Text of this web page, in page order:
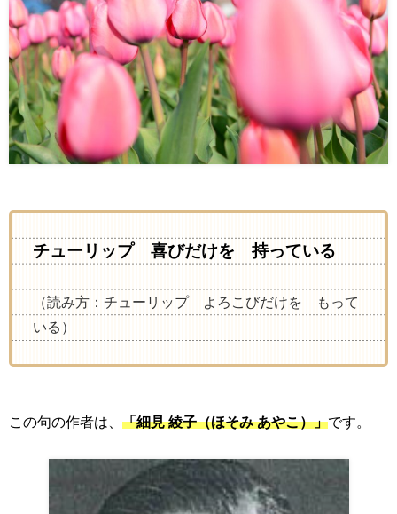
チューリップ 喜びだけを 持っている
（読み方：チューリップ よろこびだけを もって
いる）
この句の作者は、 「細見 綾子（ほそみ あやこ）」です。